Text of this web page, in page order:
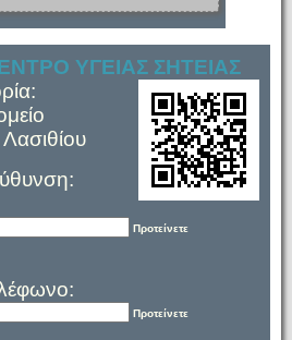
ΥΓΕΙΑΣ ΣΗΤΕΙΑΣ
Προτείνετε
Προτείνετε